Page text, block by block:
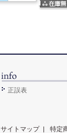
正誤表
サイトマップ| 特定